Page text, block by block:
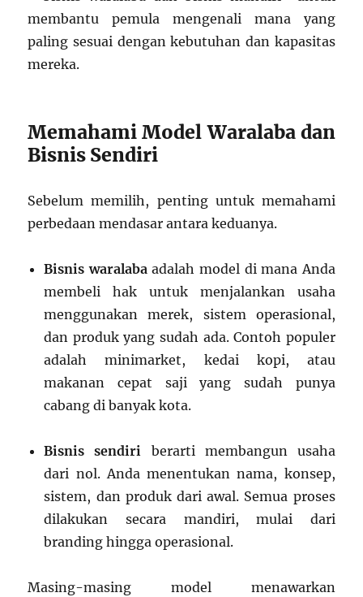
membantu pemula mengenali mana yang
paling sesuai dengan kebutuhan dan kapasitas
mereka.
Memahami Model Waralaba dan
Bisnis Sendiri
Sebelum memilih, penting untuk memahami
perbedaan mendasar antara keduanya.
Bisnis waralabaadalah model di mana Anda
membeli hak untuk menjalankan usaha
menggunakan merek, sistem operasional,
dan produk yang sudah ada. Contoh populer
adalah minimarket, kedai kopi, atau
makanan cepat saji yang sudah punya
cabang di banyak kota.
Bisnis sendiri berarti membangun usaha
dari nol. Anda menentukan nama, konsep,
sistem, dan produk dari awal. Semua proses
dilakukan secara mandiri, mulai dari
branding hingga operasional.
Masing-masing model menawarkan